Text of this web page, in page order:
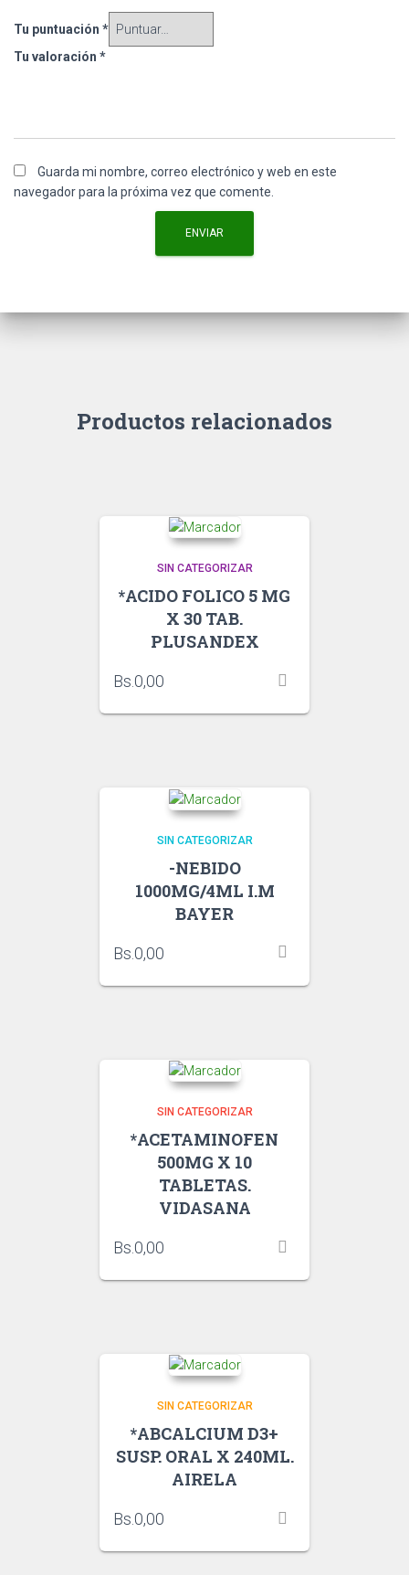
Tu puntuación *
Tu valoración *
Guarda mi nombre, correo electrónico y web en este
navegador para la próxima vez que comente.
Productos relacionados
SIN CATEGORIZAR
*ACIDO FOLICO 5 MG
X 30 TAB.
PLUSANDEX
Bs.0,00
SIN CATEGORIZAR
-NEBIDO
1000MG/4ML I.M
BAYER
Bs. 0,00
SIN CATEGORIZAR
*ACETAMINOFEN
500MG X 10
TABLETAS.
VIDASANA
Bs. 0,00
SIN CATEGORIZAR
*ABCALCIUM D3+
SUSP. ORAL X 240ML.
AIRELA
Bs. 0,00